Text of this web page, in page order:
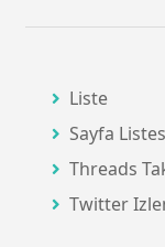
Liste
Sayfa
Threads
Twitter